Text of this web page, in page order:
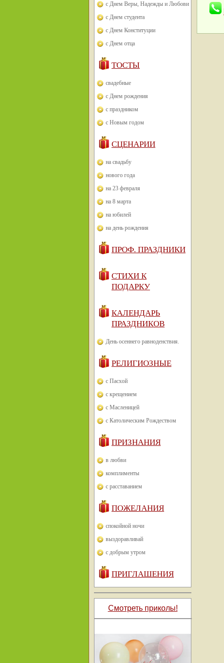
с Днем Веры, Надежды и Любови
с Днем студента
с Днем Конституции
с Днем отца
ТОСТЫ
свадебные
с Днем рождения
с праздником
с Новым годом
СЦЕНАРИИ
на свадьбу
нового года
на 23 февраля
на 8 марта
на юбилей
на день рождения
ПРОФ. ПРАЗДНИКИ
СТИХИ К
ПОДАРКУ
КАЛЕНДАРЬ
ПРАЗДНИКОВ
День осеннего равноденствия.
РЕЛИГИОЗНЫЕ
с Пасхой
с крещением
с Масленицей
с Католическим Рождеством
ПРИЗНАНИЯ
в любви
комплименты
с расставанием
ПОЖЕЛАНИЯ
спокойной ночи
выздоравливай
с добрым утром
ПРИГЛАШЕНИЯ
Смотреть приколы!